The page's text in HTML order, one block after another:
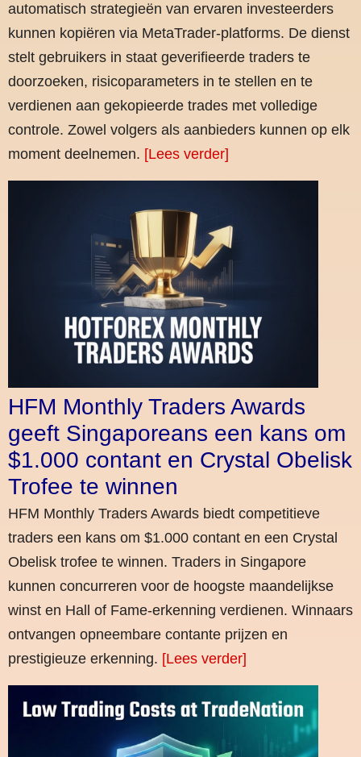
automatisch strategieën van ervaren investeerders
kunnen kopiëren via MetaTrader-platforms. De dienst
stelt gebruikers in staat geverifieerde traders te
doorzoeken, risicoparameters in te stellen en te
verdienen aan gekopieerde trades met volledige
controle. Zowel volgers als aanbieders kunnen op elk
moment deelnemen. [Lees verder]
HFM Monthly Traders Awards
geeft Singaporeans een kans om
$1.000 contant en Crystal Obelisk
Trofee te winnen
HFM Monthly Traders Awards biedt competitieve
traders een kans om $1.000 contant en een Crystal
Obelisk trofee te winnen. Traders in Singapore
kunnen concurreren voor de hoogste maandelijkse
winst en Hall of Fame-erkenning verdienen. Winnaars
ontvangen opneembare contante prijzen en
prestigieuze erkenning. [Lees verder]